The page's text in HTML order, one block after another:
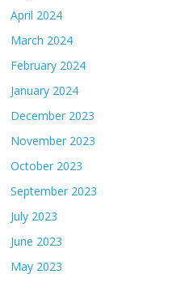
April 2024
March 2024
February 2024
January 2024
December 2023
November 2023
October 2023
September 2023
July 2023
June 2023
May 2023